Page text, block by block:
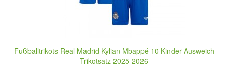
Fußballtrikots Real Madrid Kylian Mbappé 10 Kinder Ausweich
Trikotsatz 2025-2026